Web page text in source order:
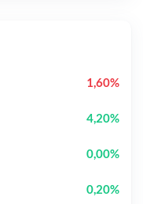
1,60%
4,20%
0,00%
0,20%